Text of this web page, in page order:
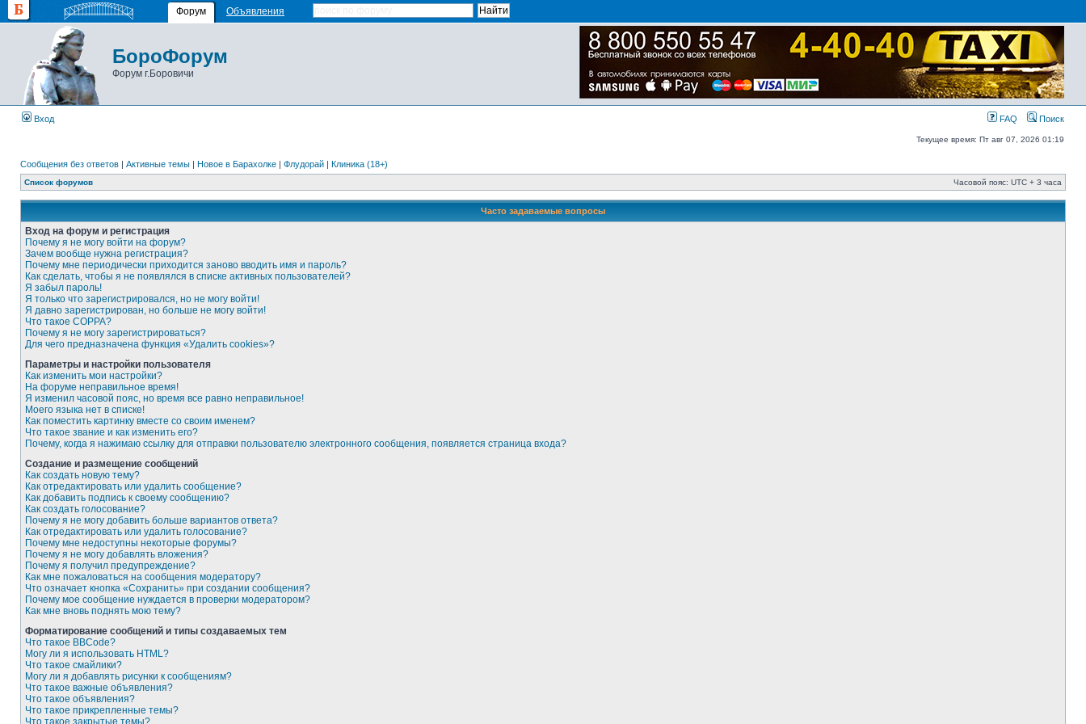
Форум Объявления
БороФорум
Форум г.Боровичи
Вход FAQ Поиск
Текущее время: Пт авг 07, 2026 01:19
Сообщения без ответов | Активные темы | Новое в Барахолке | Флудорай | Клиника (18+)
Список форумов Часовой пояс: UTC + 3 часа
Часто задаваемые вопросы
Вход на форум и регистрация
Почему я не могу войти на форум?
Зачем вообще нужна регистрация?
Почему мне периодически приходится заново вводить имя и пароль?
Как сделать, чтобы я не появлялся в списке активных пользователей?
Я забыл пароль!
Я только что зарегистрировался, но не могу войти!
Я давно зарегистрирован, но больше не могу войти!
Что такое COPPA?
Почему я не могу зарегистрироваться?
Для чего предназначена функция «Удалить cookies»?
Параметры и настройки пользователя
Как изменить мои настройки?
На форуме неправильное время!
Я изменил часовой пояс, но время все равно неправильное!
Моего языка нет в списке!
Как поместить картинку вместе со своим именем?
Что такое звание и как изменить его?
Почему, когда я нажимаю ссылку для отправки пользователю электронного сообщения, появляется страница входа?
Создание и размещение сообщений
Как создать новую тему?
Как отредактировать или удалить сообщение?
Как добавить подпись к своему сообщению?
Как создать голосование?
Почему я не могу добавить больше вариантов ответа?
Как отредактировать или удалить голосование?
Почему мне недоступны некоторые форумы?
Почему я не могу добавлять вложения?
Почему я получил предупреждение?
Как мне пожаловаться на сообщения модератору?
Что означает кнопка «Сохранить» при создании сообщения?
Почему мое сообщение нуждается в проверки модератором?
Как мне вновь поднять мою тему?
Форматирование сообщений и типы создаваемых тем
Что такое BBCode?
Могу ли я использовать HTML?
Что такое смайлики?
Могу ли я добавлять рисунки к сообщениям?
Что такое важные объявления?
Что такое объявления?
Что такое прикрепленные темы?
Что такое закрытые темы?